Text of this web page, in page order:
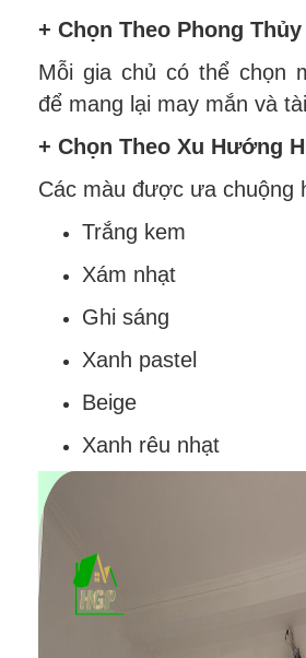
+ Chọn Theo Phong Thủy
Mỗi gia chủ có thể chọn
để mang lại may mắn và
+ Chọn Theo Xu Hướng
Các màu được ưa chuộng
Trắng kem
Xám nhạt
Ghi sáng
Xanh pastel
Beige
Xanh rêu nhạt